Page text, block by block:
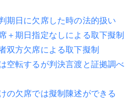
ル）
等）
）
等）
期日に欠席した時の法的扱い
＋期日指定なしによる取下擬制
双方欠席による取下擬制
空転するが判決言渡と証拠調べ
の欠席では擬制陳述ができる